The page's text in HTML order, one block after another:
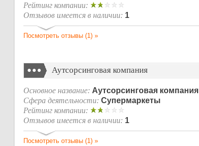
Рейтинг компании:
Отзывов имеется в наличии: 1
Посмотреть отзывы (1) »
Аутсорсинговая компания
Основное название: Аутсорсинговая компания
Сфера деятельности: Супермаркеты
Рейтинг компании:
Отзывов имеется в наличии: 1
Посмотреть отзывы (1) »